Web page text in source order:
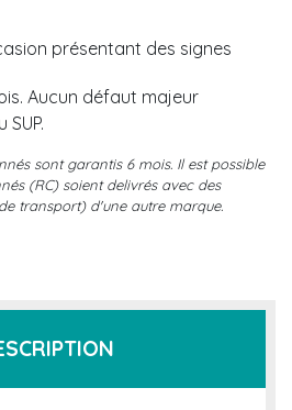
présentant des signes
Aucun défaut majeur
sont garantis 6 mois. Il est possible
(RC) soient delivrés avec des
transport) d'une autre marque.